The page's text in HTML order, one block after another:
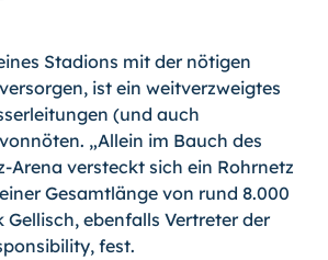
Stadions mit der nötigen
ist ein weitverzweigtes
(und auch
„Allein im Bauch des
Arena versteckt sich ein Rohrnetz
Gesamtlänge von rund 8.000
Gellisch, ebenfalls Vertreter der
fest.